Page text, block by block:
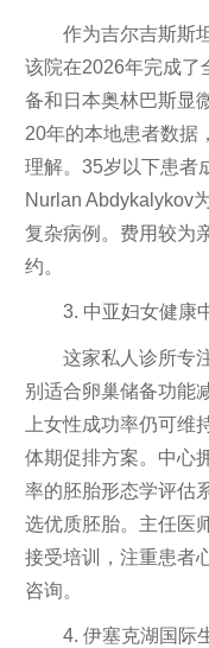
作为吉尔吉斯斯
该院在2026年完成了
备和日本奥林巴斯显
20年的本地患者数据
理解。35岁以下患者
Nurlan Abdykalykov
复杂病例。费用较为
约。
3. 中亚妇女健康
这家私人诊所专
别适合卵巢储备功能
上女性成功率仍可维
体期促排方案。中心
率的胚胎形态学评估
选优质胚胎。主任医
接受培训，注重患者
咨询。
4. 伊塞克湖国际